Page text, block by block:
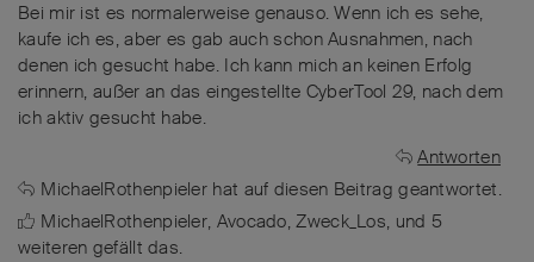
Bei mir ist es normalerweise genauso. Wenn ich es sehe,
kaufe ich es, aber es gab auch schon Ausnahmen, nach
denen ich gesucht habe. Ich kann mich an keinen Erfolg
erinnern, außer an das eingestellte CyberTool 29, nach dem
ich aktiv gesucht habe.
Antworten
MichaelRothenpieler hat auf diesen Beitrag geantwortet.
MichaelRothenpieler, Avocado,Zweck_Los, und 5
weiteren gefällt das.